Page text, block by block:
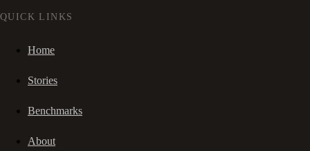
QUICK LINKS
Home
Stories
Benchmarks
About